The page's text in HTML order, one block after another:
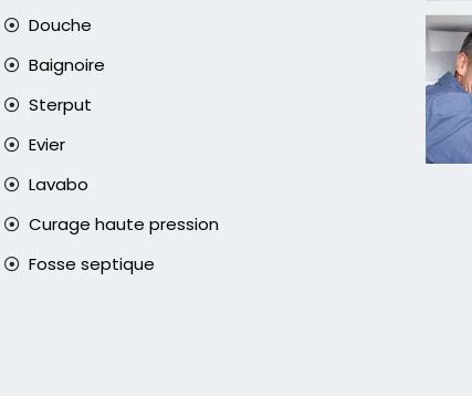
Douche
Baignoire
Sterput
Evier
Lavabo
Curage haute pression
Fosse septique